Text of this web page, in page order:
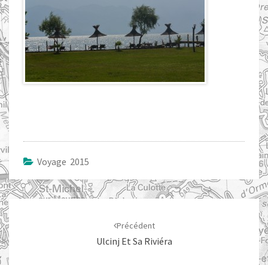
Voyage 2015
Navigation
d'article
Précédent
Ulcinj Et Sa Riviéra